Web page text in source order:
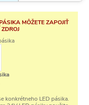
MÔŽETE ZAPOJIŤ
konkrétneho LED pásika.